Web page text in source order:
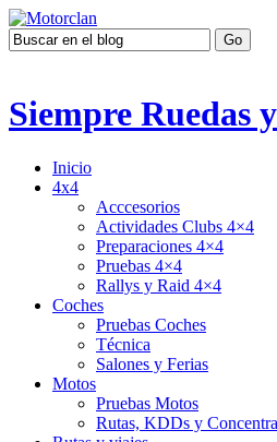
Siempre Ruedas
Inicio
4x4
Acccesorios
Actividades Clubs 4×4
Preparaciones 4×4
Pruebas 4×4
Rallys y Raid 4×4
Coches
Pruebas Coches
Técnica
Salones y Ferias
Motos
Pruebas Motos
Rutas, KDDs y